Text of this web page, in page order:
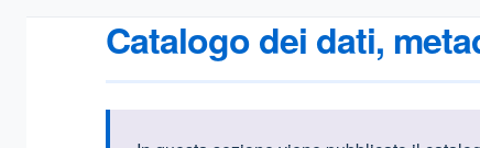
Catalogo dei dati,